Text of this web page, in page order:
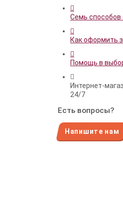
Семь способов
Как оформить
Помощь в
Интернет-
24/7
Есть вопросы?
Напишите нам